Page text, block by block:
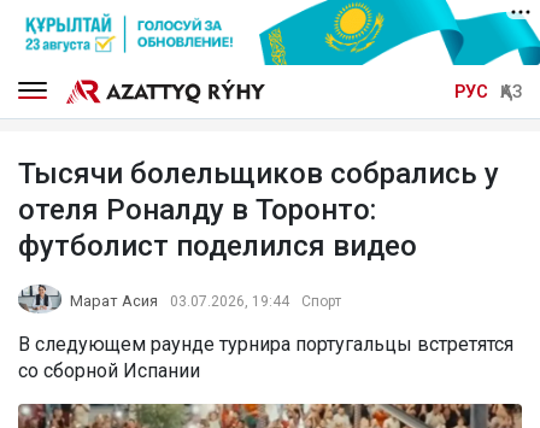
РУС ҚАЗ
Тысячи болельщиков собрались у
отеля Роналду в Торонто:
футболист поделился видео
Марат Асия 03.07.2026, 19:44 Спорт
В следующем раунде турнира португальцы встретятся
со сборной Испании